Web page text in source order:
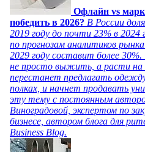
Офлайн vs
победить в 2026? В России
2019 году до почти 23% в
по прогнозам аналитиков
2029 году составит более
не просто выжить, а расти на
перестанет предлагать
полках, и начнет продавать
эту тему с постоянным
Виноградовой, экспертом по
бизнесе, автором блога для
Business Blog.